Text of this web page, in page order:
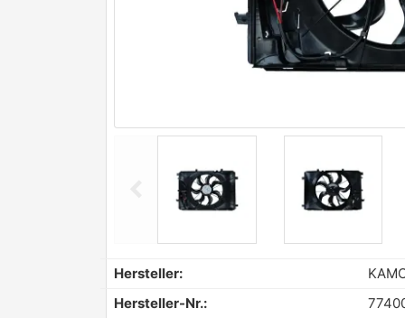
Previous
Hersteller:
Hersteller-Nr.: